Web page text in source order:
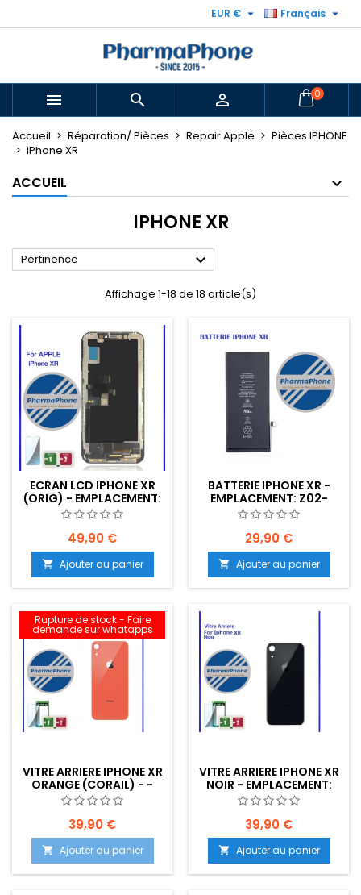
Français 
EUR € 
   0
Accueil Réparation/ Pièces Repair Apple
Pièces IPHONE
iPhone XR
ACCUEIL
IPHONE XR
Pertinence 
Affichage 1-18 de 18 article(s)
ECRAN LCD IPHONE XR
(ORIG) - EMPLACEMENT:
Z02-R02-E01
49,90 €
 Ajouter au panier
BATTERIE IPHONE XR -
EMPLACEMENT: Z02-
R02-E02
29,90 €
 Ajouter au panier
Rupture de stock - Faire
demande sur whatapps
VITRE ARRIERE IPHONE XR
ORANGE (CORAIL) - -
EMPLACEMENT: Z2-R15-
40
39,90 €
 Ajouter au panier
VITRE ARRIERE IPHONE XR
NOIR - EMPLACEMENT:
Z2-R15-40
39,90 €
 Ajouter au panier